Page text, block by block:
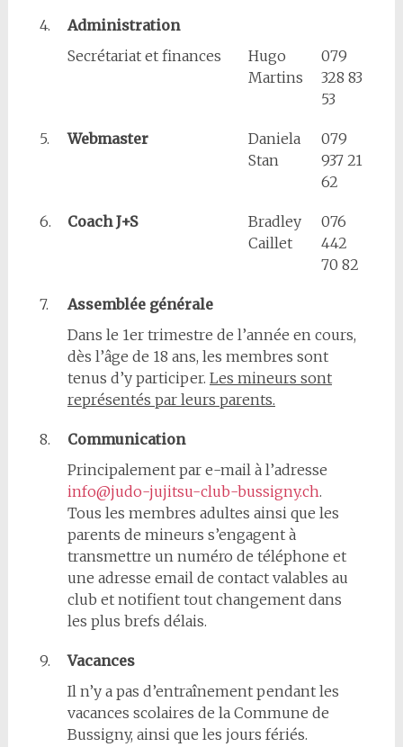
4.
Administration
Secrétariat et finances
Hugo
Martins
079
328 83
53
5. Webmaster
Daniela
Stan
079
937 21
62
6. Coach J+S
Bradley
Caillet
076
442
70 82
7.
Assemblée générale
Dans le 1er trimestre de l’année en cours,
dès l’âge de 18 ans, les membres sont
tenus d’y participer. Les mineurs sont
représentés par leurs parents.
8.
Communication
Principalement par e-mail à l’adresse
info@judo-jujitsu-club-bussigny.ch.
Tous les membres adultes ainsi que les
parents de mineurs s’engagent à
transmettre un numéro de téléphone et
une adresse email de contact valables au
club et notifient tout changement dans
les plus brefs délais.
9.
Vacances
Il n’y a pas d’entraînement pendant les
vacances scolaires de la Commune de
Bussigny, ainsi que les jours fériés.